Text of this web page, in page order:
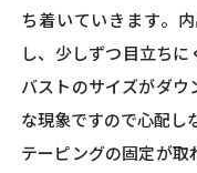
ち着いていきます。
し、少しずつ目立ち
バストのサイズがダ
な現象ですので心配し
テーピングの固定が